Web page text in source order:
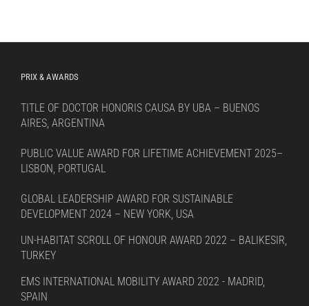
PRIX & AWARDS
TITLE OF DOCTOR HONORIS CAUSA BY UBA – BUENOS
AIRES, ARGENTINA
PUBLIC VALUE AWARD FOR LIFETIME ACHIEVEMENT 2025–
LISBON, PORTUGAL
GLOBAL LEADERSHIP AWARD FOR SUSTAINABLE
DEVELOPMENT 2024 – NEW YORK, USA
UN-HABITAT SCROLL OF HONOUR AWARD 2022 – BALIKESIR,
TURKEY
EMS INTERNATIONAL MOBILITY AWARD 2022 - MADRID,
SPAIN